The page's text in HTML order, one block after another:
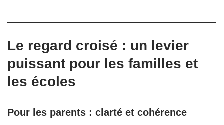
Le regard croisé : un levier
puissant pour les familles et
les écoles
Pour les parents : clarté et cohérence